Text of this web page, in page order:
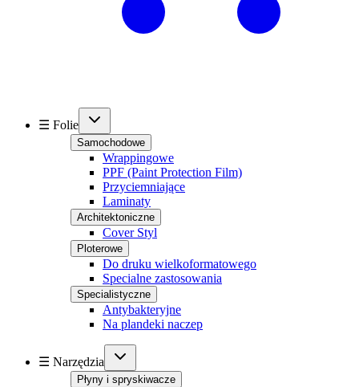
☰ Folie
Samochodowe
Wrappingowe
PPF (Paint Protection Film)
Przyciemniające
Laminaty
Architektoniczne
Cover Styl
Ploterowe
Do druku wielkoformatowego
Specialne zastosowania
Specialistyczne
Antybakteryjne
Na plandeki naczep
☰ Narzędzia
Płyny i spryskiwacze